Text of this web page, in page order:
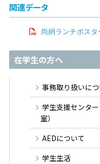
関連データ
尚絅ランチポスタ
在学生の方へ
事務取り扱いに
学生支援センタ
室）
AEDについて
学生生活